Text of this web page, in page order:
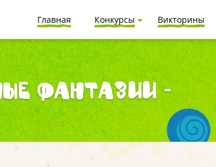
Главная Конкурсы Викторины
фантазии -